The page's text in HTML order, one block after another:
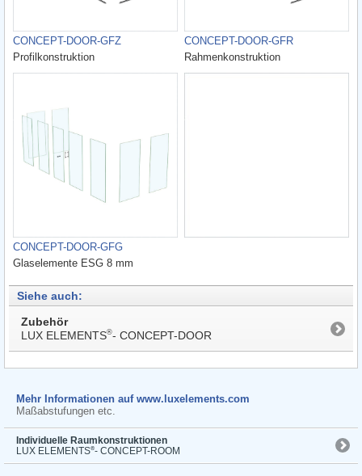
CONCEPT-DOOR-GFZ
Profilkonstruktion
CONCEPT-DOOR-GFR
Rahmenkonstruktion
CONCEPT-DOOR-GFG
Glaselemente ESG 8 mm
Siehe auch:
Zubehör
LUX ELEMENTS®- CONCEPT-DOOR
Mehr Informationen auf www.luxelements.com
Maßabstufungen etc.
Individuelle Raumkonstruktionen
LUX ELEMENTS®- CONCEPT-ROOM